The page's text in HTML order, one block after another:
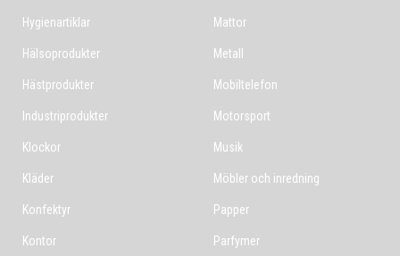
Hygienartiklar
Hälsoprodukter
Hästprodukter
Industriprodukter
Klockor
Kläder
Konfektyr
Kontor
Mattor
Metall
Mobiltelefon
Motorsport
Musik
Möbler och inredning
Papper
Parfymer